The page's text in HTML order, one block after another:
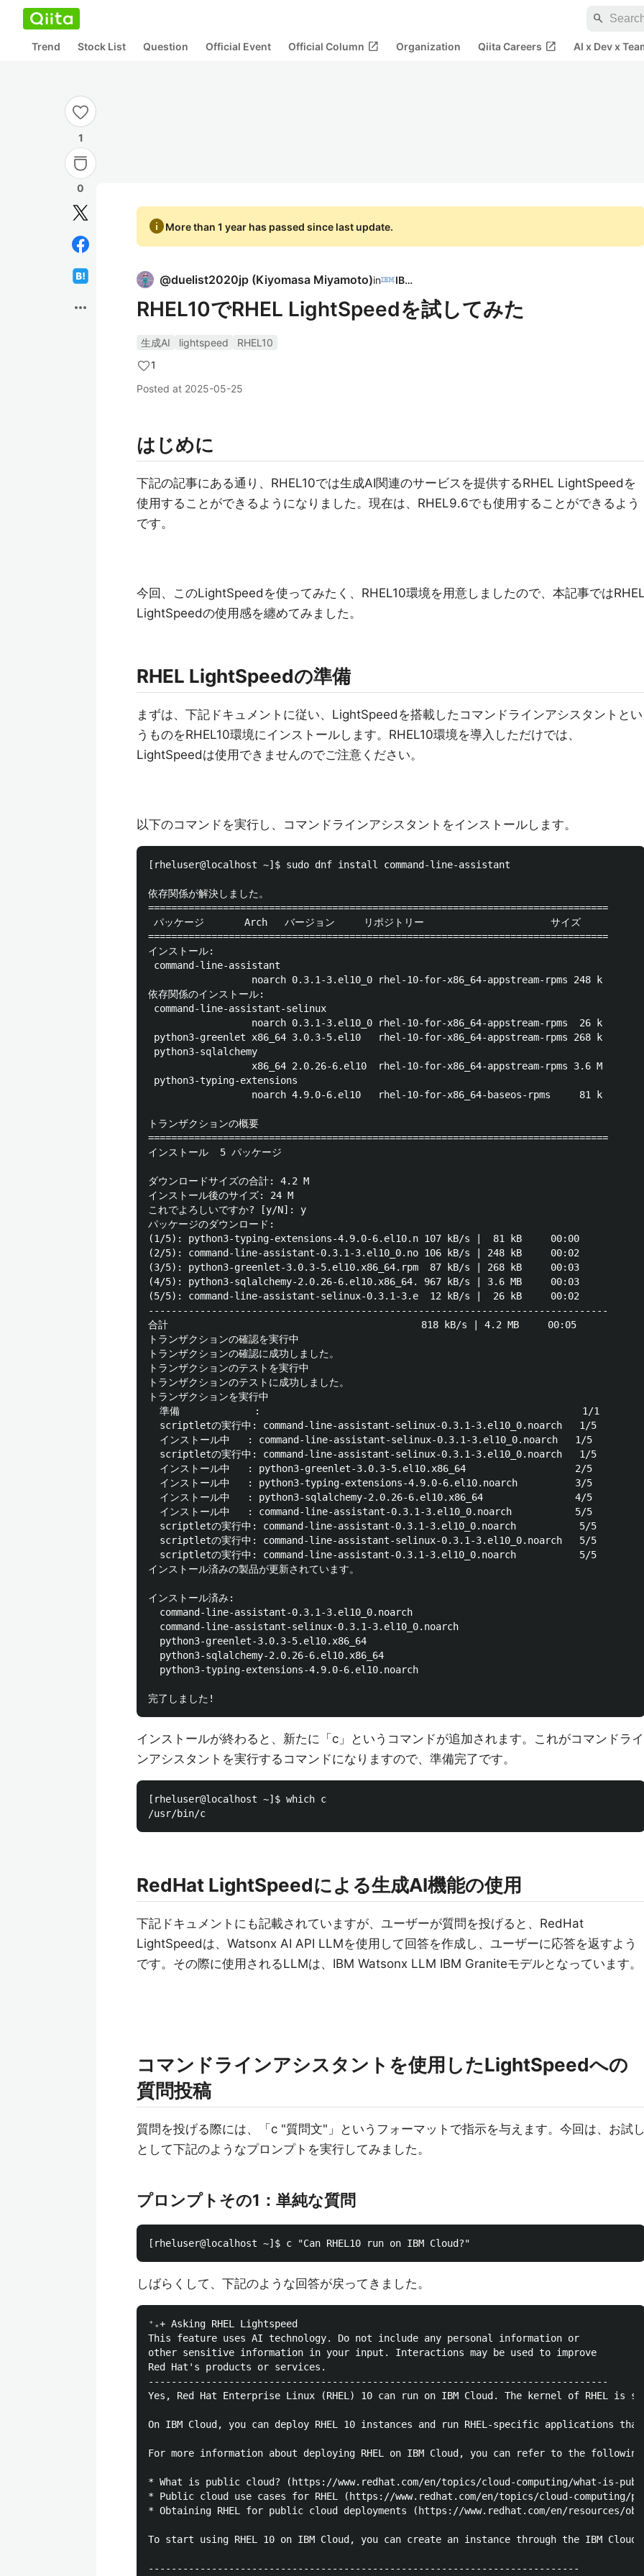
search
Trend Stock List Question Official Event Official Column open_in_new Organization Qiita Careers open_in_new AI x Dev x
1
0
more_horiz
infoMore than 1 year has passed since last update.
@duelist2020jp (Kiyomasa Miyamoto)in IBM
RHEL10でRHEL LightSpeedを試してみた
生成AI lightspeed
RHEL10
1
Posted at 2025-05-25
はじめに
下記の記事にある通り、RHEL10では生成AI関連のサービスを提供するRHEL LightSpeedを
使用することができるようになりました。現在は、RHEL9.6でも使用することができるよう
です。
今回、このLightSpeedを使ってみたく、RHEL10環境を用意しましたので、本記事では
LightSpeedの使用感を纏めてみました。
RHEL LightSpeedの準備
まずは、下記ドキュメントに従い、LightSpeedを搭載したコマンドラインアシスタントとい
うものをRHEL10環境にインストールします。RHEL10環境を導入しただけでは、
LightSpeedは使用できませんのでご注意ください。
以下のコマンドを実行し、コマンドラインアシスタントをインストールします。
[rheluser@localhost ~]$ sudo dnf install command-line-assistant
依存関係が解決しました。
================================================================================
パッケージ       Arch   バージョン     リポジトリー                      サイズ
================================================================================
インストール:
command-line-assistant
                  noarch 0.3.1-3.el10_0 rhel-10-for-x86_64-appstream-rpms 248 k
依存関係のインストール:
command-line-assistant-selinux
                  noarch 0.3.1-3.el10_0 rhel-10-for-x86_64-appstream-rpms  26 k
python3-greenlet x86_64 3.0.3-5.el10   rhel-10-for-x86_64-appstream-rpms 268 k
python3-sqlalchemy
                  x86_64 2.0.26-6.el10  rhel-10-for-x86_64-appstream-rpms 3.6 M
python3-typing-extensions
                  noarch 4.9.0-6.el10   rhel-10-for-x86_64-baseos-rpms     81 k
トランザクションの概要
================================================================================
インストール  5 パッケージ
ダウンロードサイズの合計: 4.2 M
インストール後のサイズ: 24 M
これでよろしいですか? [y/N]: y
パッケージのダウンロード:
(1/5): python3-typing-extensions-4.9.0-6.el10.n 107 kB/s |  81 kB     00:00
(2/5): command-line-assistant-0.3.1-3.el10_0.no 106 kB/s | 248 kB     00:02
(3/5): python3-greenlet-3.0.3-5.el10.x86_64.rpm  87 kB/s | 268 kB     00:03
(4/5): python3-sqlalchemy-2.0.26-6.el10.x86_64. 967 kB/s | 3.6 MB     00:03
(5/5): command-line-assistant-selinux-0.3.1-3.e  12 kB/s |  26 kB     00:02
--------------------------------------------------------------------------------
合計                                            818 kB/s | 4.2 MB     00:05
トランザクションの確認を実行中
トランザクションの確認に成功しました。
トランザクションのテストを実行中
トランザクションのテストに成功しました。
トランザクションを実行中
  準備             :                                                        1/1
  scriptletの実行中: command-line-assistant-selinux-0.3.1-3.el10_0.noarch   1/5
  インストール中   : command-line-assistant-selinux-0.3.1-3.el10_0.noarch   1/5
  scriptletの実行中: command-line-assistant-selinux-0.3.1-3.el10_0.noarch   1/5
  インストール中   : python3-greenlet-3.0.3-5.el10.x86_64                   2/5
  インストール中   : python3-typing-extensions-4.9.0-6.el10.noarch          3/5
  インストール中   : python3-sqlalchemy-2.0.26-6.el10.x86_64                4/5
  インストール中   : command-line-assistant-0.3.1-3.el10_0.noarch           5/5
  scriptletの実行中: command-line-assistant-0.3.1-3.el10_0.noarch           5/5
  scriptletの実行中: command-line-assistant-selinux-0.3.1-3.el10_0.noarch   5/5
  scriptletの実行中: command-line-assistant-0.3.1-3.el10_0.noarch           5/5
インストール済みの製品が更新されています。
インストール済み:
  command-line-assistant-0.3.1-3.el10_0.noarch
  command-line-assistant-selinux-0.3.1-3.el10_0.noarch
  python3-greenlet-3.0.3-5.el10.x86_64
  python3-sqlalchemy-2.0.26-6.el10.x86_64
  python3-typing-extensions-4.9.0-6.el10.noarch
インストールが終わると、新たに「c」というコマンドが追加されます。これがコマンドライ
ンアシスタントを実行するコマンドになりますので、準備完了です。
[rheluser@localhost ~]$ which c
RedHat LightSpeedによる生成AI機能の使用
下記ドキュメントにも記載されていますが、ユーザーが質問を投げると、RedHat
LightSpeedは、Watsonx AI API LLMを使用して回答を作成し、ユーザーに応答を返すよう
です。その際に使用されるLLMは、IBM Watsonx LLM IBM Graniteモデルとなっています。
コマンドラインアシスタントを使用したLightSpeedへの
質問投稿
質問を投げる際には、「c "質問文"」というフォーマットで指示を与えます。今回は、お試
として下記のようなプロンプトを実行してみました。
プロンプトその1：単純な質問
しばらくして、下記のような回答が戻ってきました。
⁺₊+ Asking RHEL Lightspeed
This feature uses AI technology. Do not include any personal information or
other sensitive information in your input. Interactions may be used to improve
Red Hat's products or services.
--------------------------------------------------------------------------------
Yes, Red Hat Enterprise Linux (RHEL) 10 can run on IBM Cloud. The kernel of RHEL
On IBM Cloud, you can deploy RHEL 10 instances and run RHEL-specific
For more information about deploying RHEL on IBM Cloud, you can refer to the
* What is public cloud? (https://www.redhat.com/en/topics/cloud-computing/what-is-
* Public cloud use cases for RHEL (https://www.redhat.com/en/topics/cloud-computing/
* Obtaining RHEL for public cloud deployments (https://www.redhat.com/en/resources/
To start using RHEL 10 on IBM Cloud, you can create an instance through the IBM
---------------------------------------------------------------------------